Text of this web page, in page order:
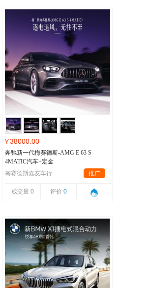
¥38000.00
奔驰新一代梅赛德斯-AMG E 63 S
4MATIC汽车+定金
梅赛德斯嘉友车行
推广
成交量 0 评价 0